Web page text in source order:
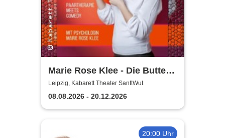
Marie Rose Klee - Die Butter
steht wirklich im
Kühlschrank!
Leipzig, Kabarett Theater SanftWut
08.08.2026 - 20.12.2026
20:00 Uhr